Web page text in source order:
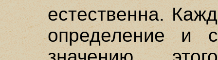
естественна.
определение и